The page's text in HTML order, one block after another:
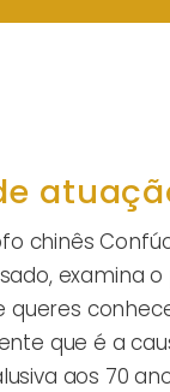
chinês
examina
queres
que é a
aos 70